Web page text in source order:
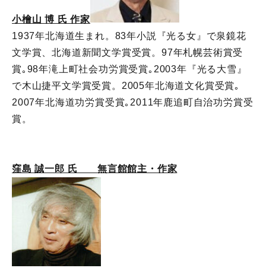
小檜山 博 氏 作家
1937年北海道生まれ。83年小説『光る女』で泉鏡花
文学賞、北海道新聞文学賞受賞。97年札幌芸術賞受
賞｡98年滝上町社会功労賞受賞｡2003年『光る大雪』
で木山捷平文学賞受賞。2005年北海道文化賞受賞｡
2007年北海道功労賞受賞｡2011年鹿追町自治功労賞受
賞。
窪島 誠一郎 氏 無言館館主・作家